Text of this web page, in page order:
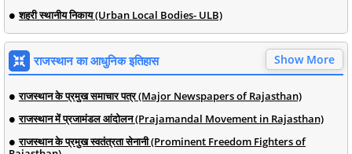
शहरी स्थानीय निकाय (Urban Local Bodies- ULB)
राजस्थान का आधुनिक इतिहास Show More
राजस्थान के प्रमुख समाचार पत्र (Major Newspapers of Rajasthan)
राजस्थान में प्रजामंडल आंदोलन (Prajamandal Movement in Rajasthan)
राजस्थान के प्रमुख स्वतंत्रता सेनानी (Prominent Freedom Fighters of